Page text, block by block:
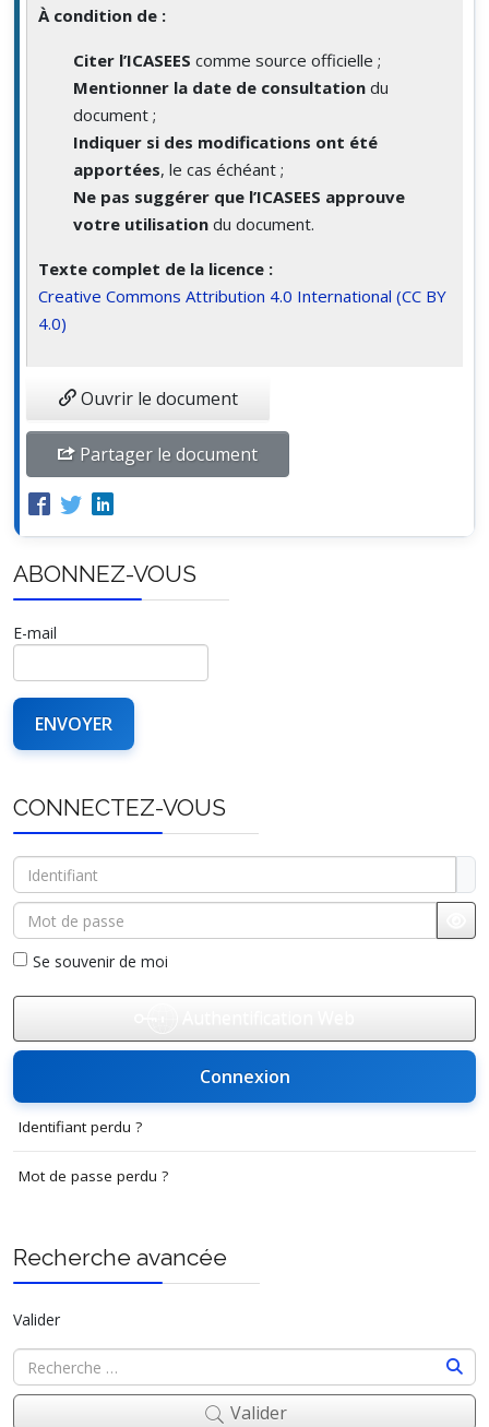
À condition de :
Citer l’ICASEES comme source officielle ;
Mentionner la date de consultation du
document ;
Indiquer si des modifications ont été
apportées, le cas échéant ;
Ne pas suggérer que l’ICASEES approuve
votre utilisation du document.
Texte complet de la licence :
Creative Commons Attribution 4.0 International (CC BY
4.0)
Ouvrir le document
Partager le document
ABONNEZ-VOUS
E-mail
CONNECTEZ-VOUS
Identifiant
Mot de passe
Se souvenir de moi
Connexion
Identifiant perdu ?
Mot de passe perdu ?
Recherche avancée
Valider
Valider